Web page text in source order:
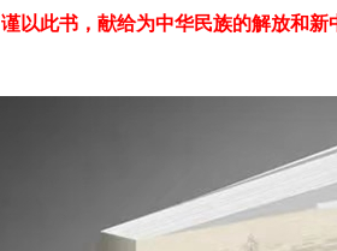
谨以此书，献给为中华民族的解放和新